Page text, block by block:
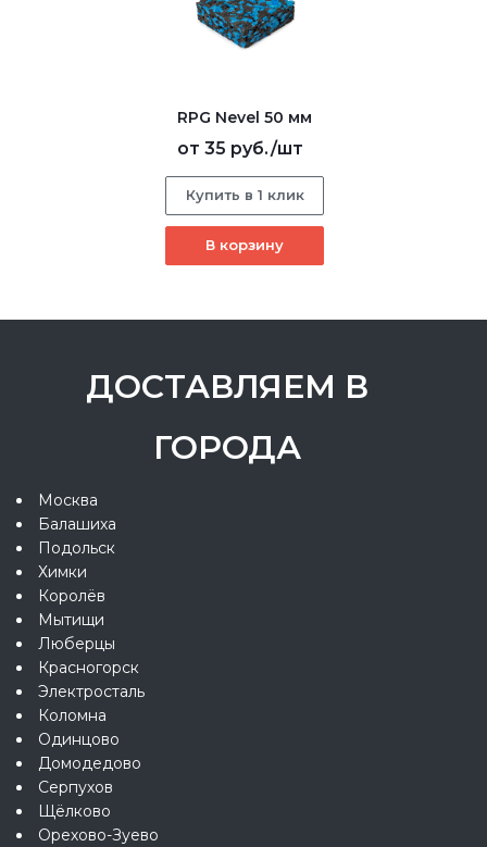
RPG Nevel 50 мм
от 35 руб./шт
Купить в 1 клик
В корзину
ДОСТАВЛЯЕМ В
ГОРОДА
Москва
Балашиха
Подольск
Химки
Королёв
Мытищи
Люберцы
Красногорск
Электросталь
Коломна
Одинцово
Домодедово
Серпухов
Щёлково
Орехово-Зуево